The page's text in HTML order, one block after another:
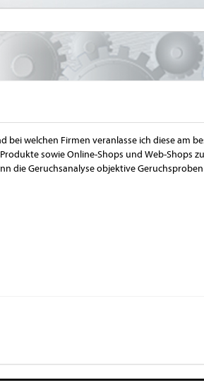
bei welchen Firmen veranlasse ich diese am
sowie Online-Shops und Web-Shops
die Geruchsanalyse objektive